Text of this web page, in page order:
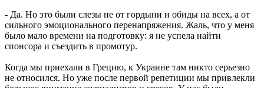
- Да. Но это были слезы не от гордыни и обиды на всех, а от
сильного эмоционального перенапряжения. Жаль, что у меня
было мало времени на подготовку: я не успела найти
спонсора и съездить в промотур.
Когда мы приехали в Грецию, к Украине там никто серьезно
не относился. Но уже после первой репетиции мы привлекли